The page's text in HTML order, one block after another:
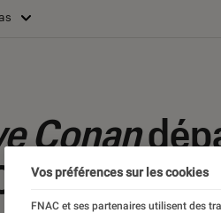
Conan
millions
Vos préférences sur les cookies
FNAC et ses partenaires utilisent des